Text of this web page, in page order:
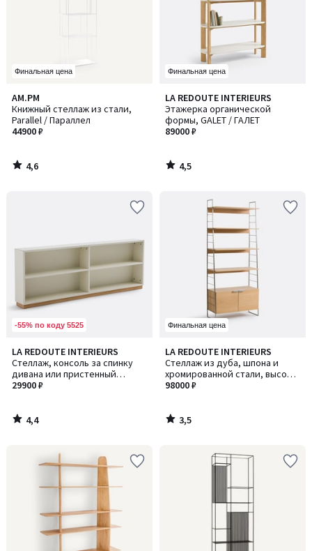
Финальная цена
AM.PM
Книжный стеллаж из стали,
Parallel / Параллел
44900 ₽
4,6
/ 5
4,6
/
Финальная цена
LA REDOUTE INTERIEURS
Этажерка органической
формы, GALET / ГАЛЕТ
89000 ₽
4,5
/ 5
4,5
/
-55% по коду 5525
LA REDOUTE INTERIEURS
Стеллаж, консоль за спинку
дивана или пристенный
столик, SULTAU / СЮЛТАУ
29900 ₽
4,4
/ 5
4,4
/
Финальная цена
LA REDOUTE INTERIEURS
Стеллаж из дуба, шпона и
хромированной стали, высота
190 см, WATFORD / ВОТФОРД
98000 ₽
3,5
/ 5
3,5
/